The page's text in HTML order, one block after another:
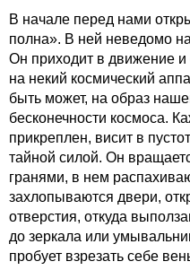
В начале перед нами
полна». В ней неведомо
Он приходит в движение
на некий космический
быть может, на образ
бесконечности космоса.
прикреплен, висит в
тайной силой. Он
гранями, в нем
захлопываются двери,
отверстия, откуда
до зеркала или
пробует взрезать себе